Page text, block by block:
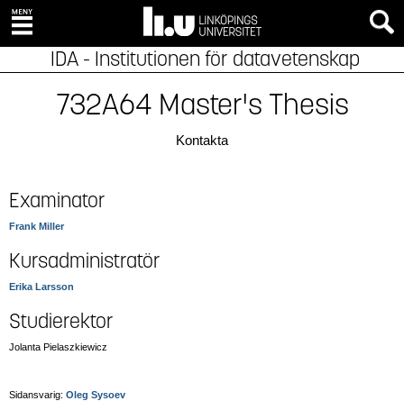
IDA - Institutionen för datavetenskap
732A64 Master's Thesis
Kontakta
Examinator
Frank Miller
Kursadministratör
Erika Larsson
Studierektor
Jolanta Pielaszkiewicz
Sidansvarig: Oleg Sysoev